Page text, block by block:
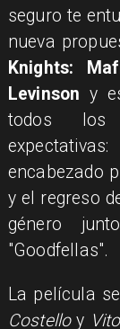
seguro te
nueva
Knights:
Levinson y
todos los
encabezado
y el regreso
género
"Goodfellas".
La película
Costelloy